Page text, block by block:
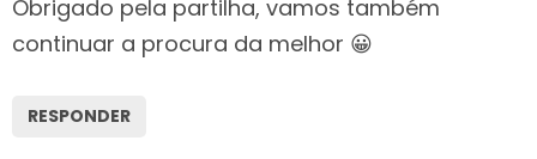
Obrigado pela partilha, vamos também
continuar a procura da melhor 😀
RESPONDER